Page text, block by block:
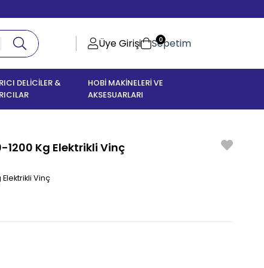
Üye Girişi Sepetim
0
DELİCİLER &
HOBİ MAKİNELERİ VE
AKSESUARLARI
Kg Elektrikli Vinç
Vinç